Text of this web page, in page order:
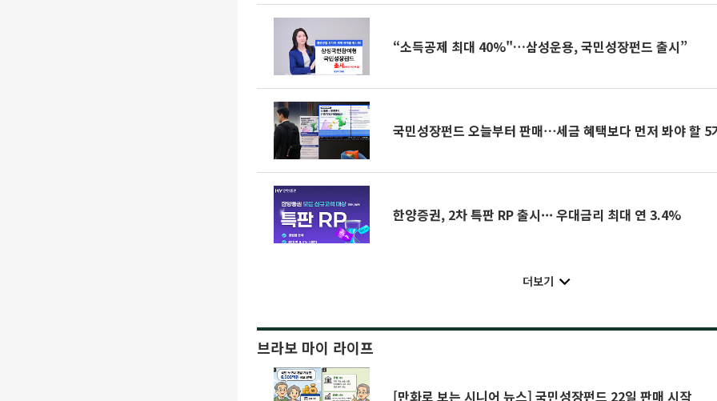
“소득공제 최대 40%"…삼성운용, 국민성장펀드 출시”
국민성장펀드 오늘부터 판매⋯세금 혜택보다 먼저 봐야 할 5
한양증권, 2차 특판 RP 출시··· 우대금리 최대 연 3.4%
더보기
브라보 마이 라이프
[만화로 보는 시니어 뉴스] 국민성장펀드 22일 판매 시작